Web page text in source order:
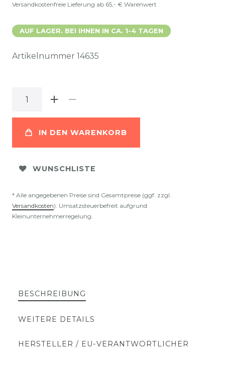
Versandkostenfreie Lieferung ab 65,- € Warenwert
AUF LAGER. BEI IHNEN IN CA. 1-4 TAGEN
Artikelnummer 14635
IN DEN WARENKORB
WUNSCHLISTE
* Alle angegebenen Preise sind Gesamtpreise (ggf. zzgl.
Versandkosten). Umsatzsteuerbefreit aufgrund
Kleinunternehmerregelung.
BESCHREIBUNG
WEITERE DETAILS
HERSTELLER / EU-VERANTWORTLICHER